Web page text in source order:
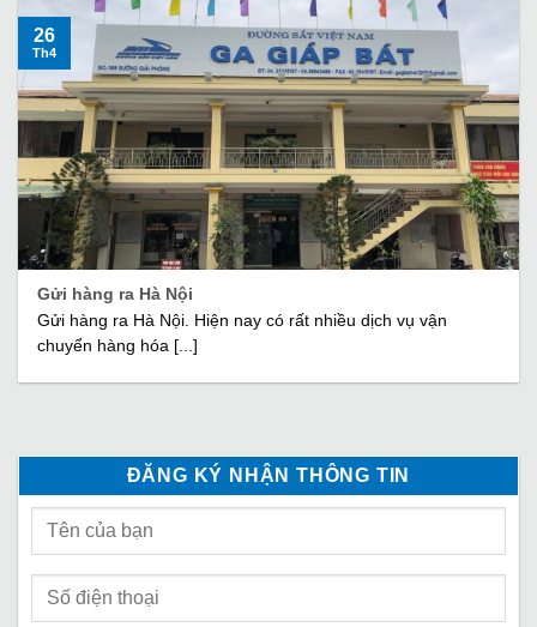
Gửi hàng ra Hà Nội
Gửi hàng ra Hà Nội. Hiện nay có rất nhiều dịch vụ vận
chuyển hàng hóa [...]
26
Th4
ĐĂNG KÝ NHẬN THÔNG TIN